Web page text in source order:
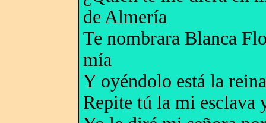
de Almería
Te nombrara Blanca
mía
Y oyéndolo está la
Repite tú la mi esclava